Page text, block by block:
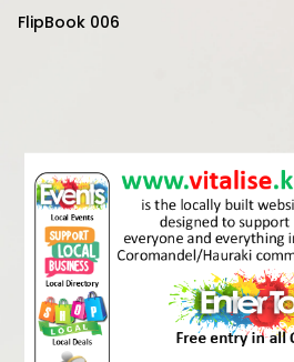
FlipBook 006